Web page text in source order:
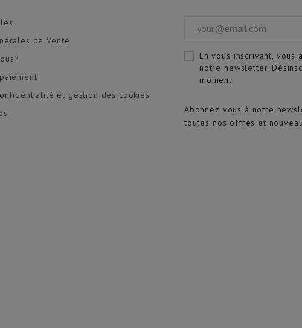
de Vente
et gestion des cookies
Abonnez vous à notre
toutes nos offres et
En vous inscrivant,
notre newsletter.
moment.